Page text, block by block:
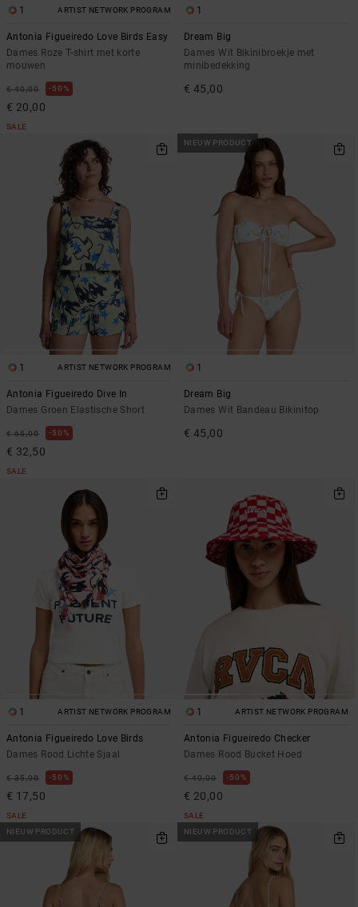
1 ARTIST NETWORK PROGRAM
Antonia Figueiredo Love Birds Easy
Dames Roze T-shirt met korte
mouwen
€ 40,00 50%
€ 20,00
SALE
1
Dream Big
Dames Wit Bikinibroekje met
minibedekking
€ 45,00
1 ARTIST NETWORK PROGRAM
Antonia Figueiredo Dive In
Dames Groen Elastische Short
€ 65,00 50%
€ 32,50
SALE
NIEUW PRODUCT
1
Dream Big
Dames Wit Bandeau Bikinitop
€ 45,00
1 ARTIST NETWORK PROGRAM
Antonia Figueiredo Love Birds
Dames Rood Lichte Sjaal
€ 35,00 50%
€ 17,50
SALE
1 ARTIST NETWORK PROGRAM
Antonia Figueiredo Checker
Dames Rood Bucket Hoed
€ 40,00 50%
€ 20,00
SALE
NIEUW PRODUCT
NIEUW PRODUCT